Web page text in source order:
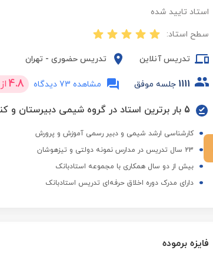
استاد تایید شده
سطح استاد:
تدریس آنلاین تدریس حضوری - تهران
1111 جلسه موفق مشاهده 73 دیدگاه 4.8 از
کارشناسی ارشد شیمی و دبیر رسمی آموزش و پرورش
23 سال تدریس در مدارس نمونه دولتی و تیزهوشان
بیش از دو سال همکاری با مجموعه استادبانک
دارای مدرک دوره اخلاق حرفه‌ای تدریس استادبانک
فایزه برموده